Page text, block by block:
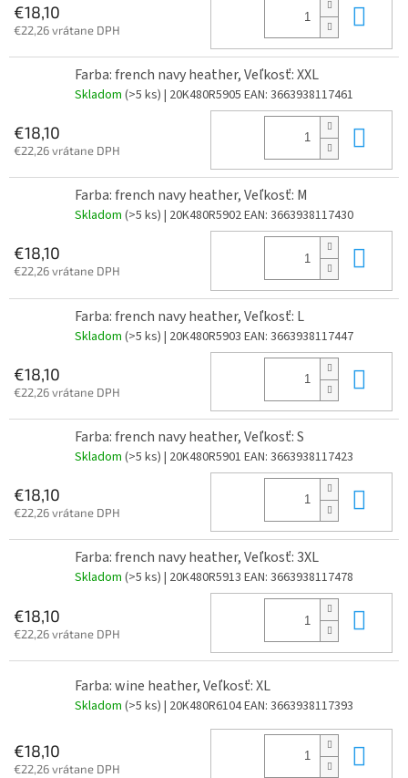
€18,10
€22,26 vrátane DPH
Farba: french navy heather, Veľkosť: XXL
Skladom (>5 ks) | 20K480R5905 EAN: 3663938117461
€18,10
€22,26 vrátane DPH
Farba: french navy heather, Veľkosť: M
Skladom (>5 ks) | 20K480R5902EAN: 3663938117430
€18,10
€22,26 vrátane DPH
Farba: french navy heather, Veľkosť: L
Skladom (>5 ks) | 20K480R5903 EAN: 3663938117447
€18,10
€22,26 vrátane DPH
Farba: french navy heather, Veľkosť: S
Skladom (>5 ks) | 20K480R5901 EAN: 3663938117423
€18,10
€22,26 vrátane DPH
Farba: french navy heather, Veľkosť: 3XL
Skladom (>5 ks) | 20K480R5913 EAN: 3663938117478
€18,10
€22,26 vrátane DPH
Farba: wine heather, Veľkosť: XL
Skladom (>5 ks) | 20K480R6104EAN: 3663938117393
€18,10
€22,26 vrátane DPH